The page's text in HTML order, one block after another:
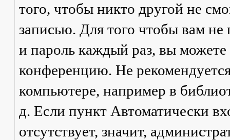
того, чтобы никто другой не
записью. Для того чтобы вам не
и пароль каждый раз, вы
конференцию. Не
компьютере, например в
д. Если пункт Автоматически
отсутствует, значит,